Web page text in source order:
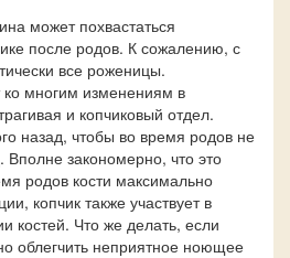
может похвастаться
после родов. К сожалению, с
все роженицы.
многим изменениям в
и копчиковый отдел.
назад, чтобы во время родов не
Вполне закономерно, что это
родов кости максимально
копчик также участвует в
костей. Что же делать, если
облегчить неприятное ноющее